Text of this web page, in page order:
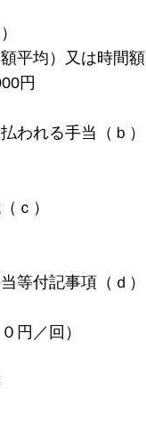
平均）又は時間額
円
われる手当（ｂ）
ｃ）
等付記事項（ｄ）
円／回）